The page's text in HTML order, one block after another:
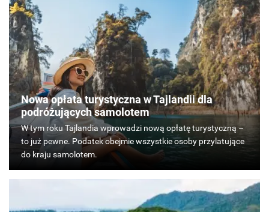
Nowa opłata turystyczna w Tajlandii dla
podróżujących samolotem
W
tym
roku
wprowadzi
opłatę